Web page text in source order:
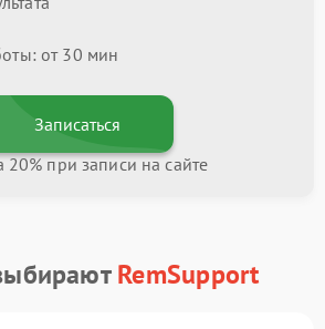
от 30 мин
Записаться
20% при записи на сайте
RemSupport